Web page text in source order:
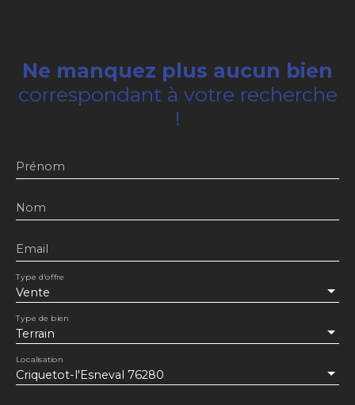
Ne manquez plus aucun bien
correspondant à votre recherche
!
Prénom
Nom
Email
Vente
Type d'offre
Terrain
Type de bien
Criquetot-l'Esneval 76280
Localisation